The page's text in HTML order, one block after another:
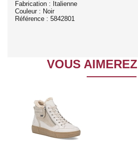
Fabrication : Italienne
Couleur : Noir
Référence : 5842801
VOUS